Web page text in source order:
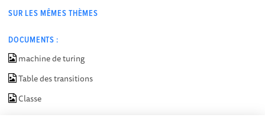
SUR LES MÊMES THÈMES
DOCUMENTS :
machine de turing
Table des transitions
Classe